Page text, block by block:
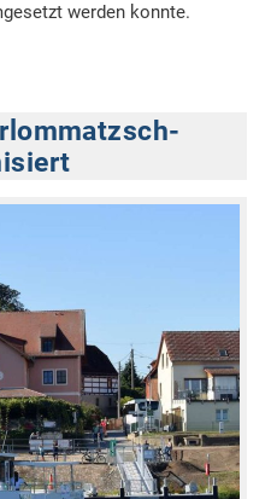
werden konnte.